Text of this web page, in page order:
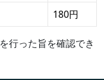
180円
行った旨を確認でき